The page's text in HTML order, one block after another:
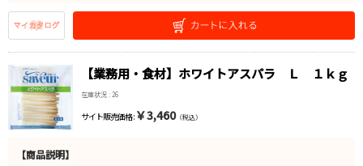
【業務用・食材】ホワイトアスパラ Ｌ １ｋｇ
在庫状況 : 26
サイト販売価格 : ￥3,460（税込）
【商品説明】